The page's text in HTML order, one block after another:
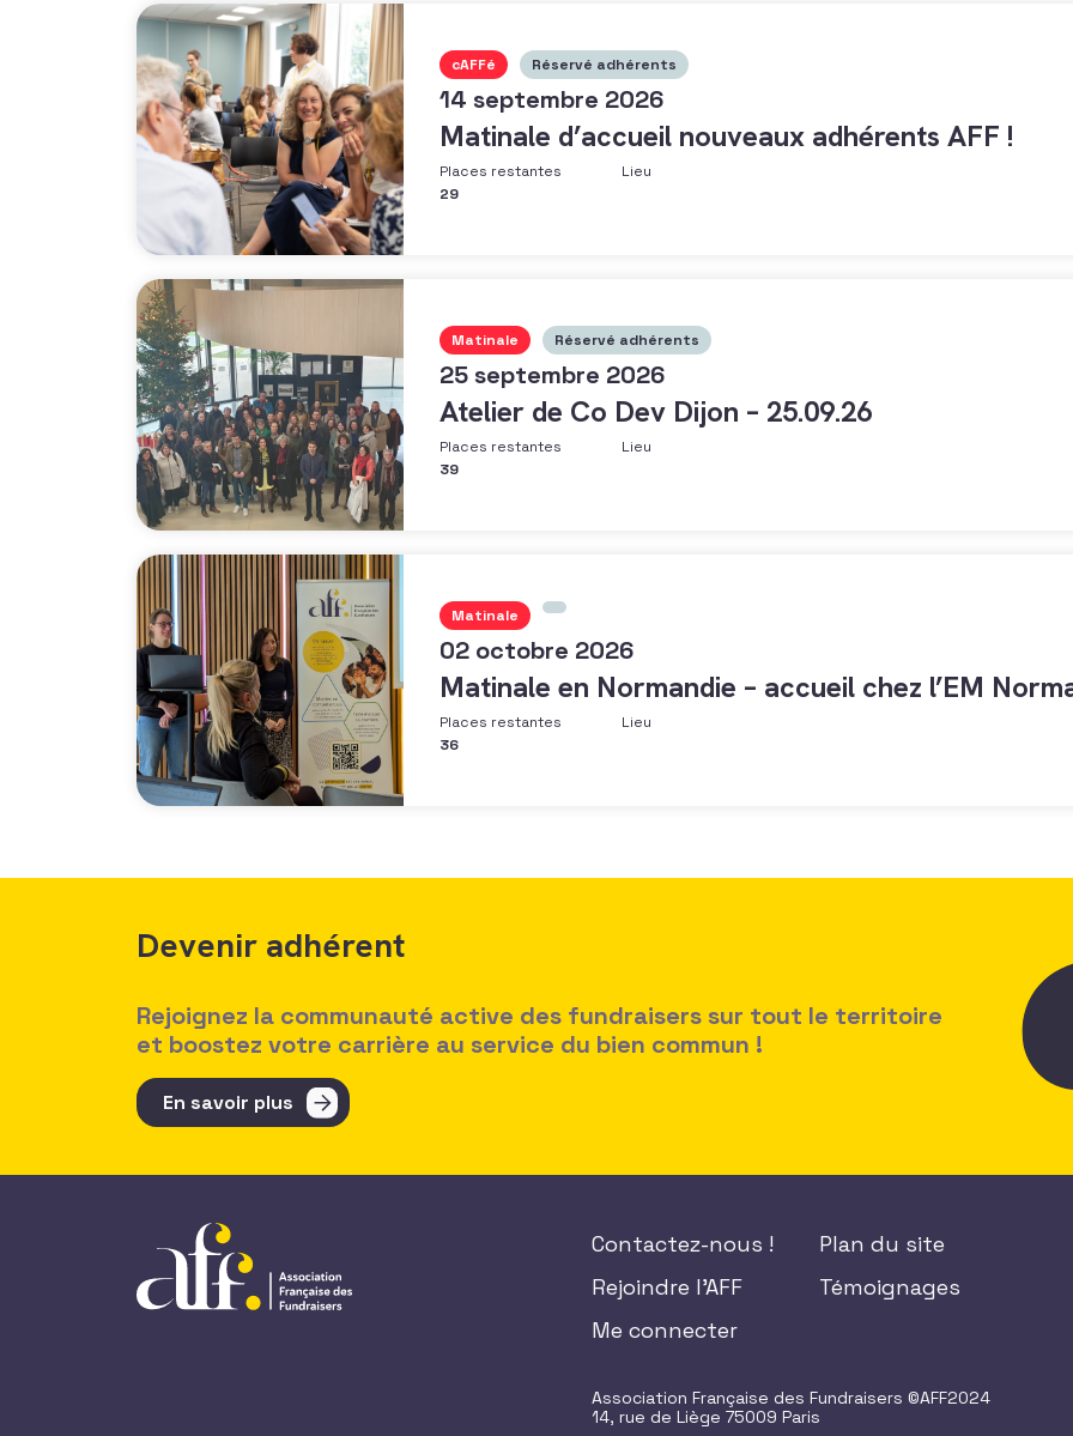
cAFFé Réservé adhérents
14 septembre 2026
Matinale d’accueil nouveaux adhérents AFF !
Places restantes
29
Lieu
Matinale Réservé adhérents
25 septembre 2026
Atelier de Co Dev Dijon – 25.09.26
Places restantes
39
Lieu
Matinale
02 octobre 2026
Matinale en Normandie – accueil chez l’EM
Places restantes
36
Lieu
Devenir adhérent
Rejoignez la communauté active des fundraisers sur tout le territoire
et boostez votre carrière au service du bien commun !
En savoir plus
Contactez-nous !
Rejoindre l'AFF
Me connecter
Plan du site
Témoignages
Association Française des Fundraisers ©AFF2024
14, rue de Liège 75009 Paris